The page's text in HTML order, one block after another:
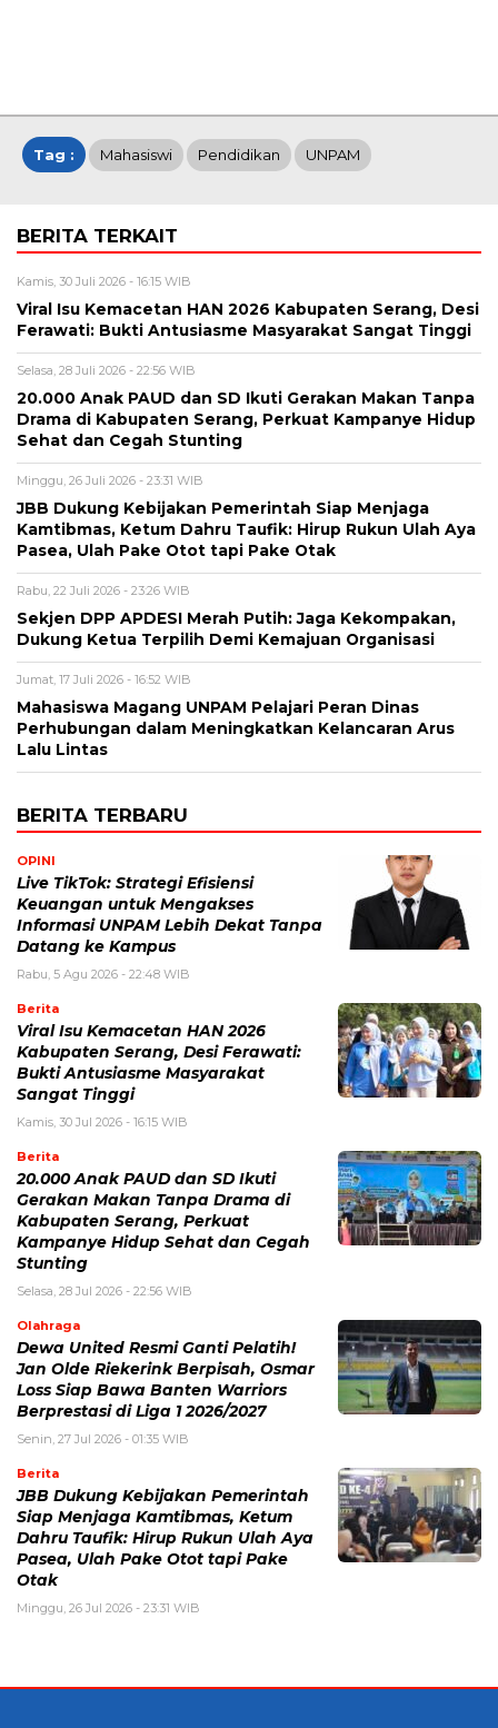
Tag : Mahasiswi Pendidikan UNPAM
BERITA TERKAIT
Kamis, 30 Juli 2026 - 16:15 WIB
Viral Isu Kemacetan HAN 2026 Kabupaten Serang, Desi
Ferawati: Bukti Antusiasme Masyarakat Sangat Tinggi
Selasa, 28 Juli 2026 - 22:56 WIB
20.000 Anak PAUD dan SD Ikuti Gerakan Makan Tanpa
Drama di Kabupaten Serang, Perkuat Kampanye Hidup
Sehat dan Cegah Stunting
Minggu, 26 Juli 2026 - 23:31 WIB
JBB Dukung Kebijakan Pemerintah Siap Menjaga
Kamtibmas, Ketum Dahru Taufik: Hirup Rukun Ulah Aya
Pasea, Ulah Pake Otot tapi Pake Otak
Rabu, 22 Juli 2026 - 23:26 WIB
Sekjen DPP APDESI Merah Putih: Jaga Kekompakan,
Dukung Ketua Terpilih Demi Kemajuan Organisasi
Jumat, 17 Juli 2026 - 16:52 WIB
Mahasiswa Magang UNPAM Pelajari Peran Dinas
Perhubungan dalam Meningkatkan Kelancaran Arus
Lalu Lintas
BERITA TERBARU
OPINI
Live TikTok: Strategi Efisiensi
Keuangan untuk Mengakses
Informasi UNPAM Lebih Dekat Tanpa
Datang ke Kampus
Rabu, 5 Agu 2026 - 22:48 WIB
Berita
Viral Isu Kemacetan HAN 2026
Kabupaten Serang, Desi Ferawati:
Bukti Antusiasme Masyarakat
Sangat Tinggi
Kamis, 30 Jul 2026 - 16:15 WIB
Berita
20.000 Anak PAUD dan SD Ikuti
Gerakan Makan Tanpa Drama di
Kabupaten Serang, Perkuat
Kampanye Hidup Sehat dan Cegah
Stunting
Selasa, 28 Jul 2026 - 22:56 WIB
Olahraga
Dewa United Resmi Ganti Pelatih!
Jan Olde Riekerink Berpisah, Osmar
Loss Siap Bawa Banten Warriors
Berprestasi di Liga 1 2026/2027
Senin, 27 Jul 2026 - 01:35 WIB
Berita
JBB Dukung Kebijakan Pemerintah
Siap Menjaga Kamtibmas, Ketum
Dahru Taufik: Hirup Rukun Ulah Aya
Pasea, Ulah Pake Otot tapi Pake
Otak
Minggu, 26 Jul 2026 - 23:31 WIB